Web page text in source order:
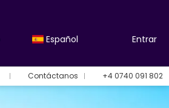
Español Entrar
Contáctanos +4 0740 091 802